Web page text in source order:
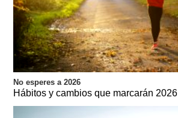
No esperes a 2026
Hábitos y cambios que marcarán 2026